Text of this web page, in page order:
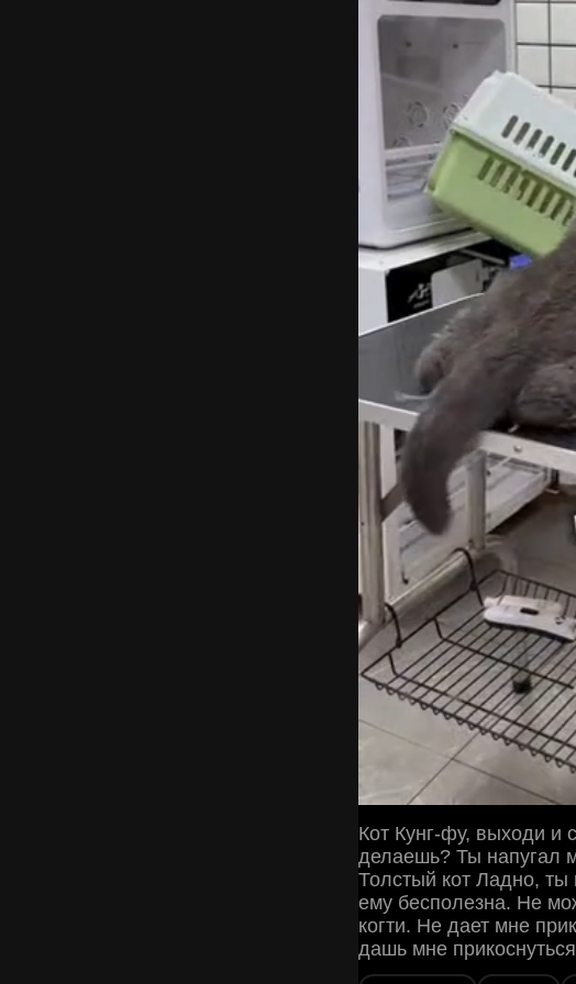
Кот Кунг-фу, выходи и
делаешь? Ты напугал
Толстый кот Ладно, ты
ему бесполезна. Не
когти. Не дает мне
дашь мне